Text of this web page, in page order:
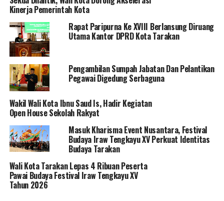
Kinerja Pemerintah Kota
Rapat Paripurna Ke XVIII Berlansung Diruang
Utama Kantor DPRD Kota Tarakan
Pengambilan Sumpah Jabatan Dan Pelantikan
Pegawai Digedung Serbaguna
Wakil Wali Kota Ibnu Saud Is, Hadir Kegiatan
Open House Sekolah Rakyat
Masuk Kharisma Event Nusantara, Festival
Budaya Iraw Tengkayu XV Perkuat Identitas
Budaya Tarakan
Wali Kota Tarakan Lepas 4 Ribuan Peserta
Pawai Budaya Festival Iraw Tengkayu XV
Tahun 2026